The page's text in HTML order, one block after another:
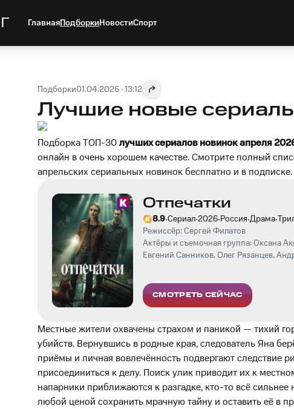
ПодборкиНовости
Главная Спорт
Подборки01.04.2026 · 13:12
Лучшие новые
Подборка ТОП-30лучших сериалов новинок апреля
онлайн в очень хорошем качестве. Смотрите полный
апрельских сериальных новинок бесплатно и в подписке.
Отпечатки
8.9·Сериал·2026·Россия·Драма·
Режиссёр: Сергей Филатов
Актёры и съемочная группа: Оксана
Евгений Санников,Олег Рязанцев,
СМОТРЕТЬ СЕЙЧАС
Местные жители охвачены страхом и паникой — тихий
убийств. Вернувшись в родные края, следователь Яна
приёмы и личная вовлечённость подвергают следствие
присоединиться к делу. Поиск улик приводит их к
напарники приближаются к разгадке, кто-то всё
любой ценой сохранить мрачную тайну и оставить её в